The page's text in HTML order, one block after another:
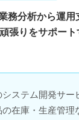
務分析から運用
張りをサポー
ステム開発サー
在庫・生産管理